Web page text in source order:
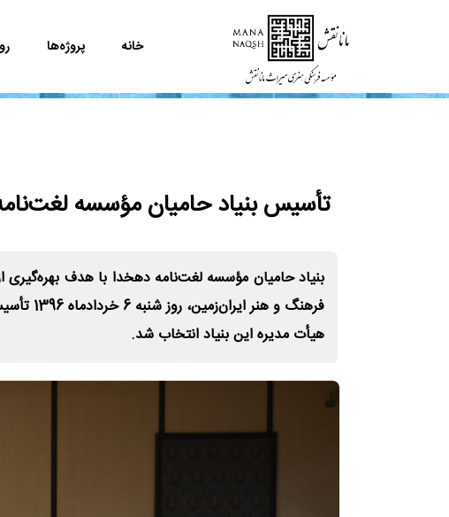
خانه پروژه‌ها
تأسیس بنیاد حامیان مؤسسه
بنیاد حامیان مؤسسه لغت‌نامه دهخدا با هدف
فرهنگ
هیأت مدیره این بنیاد انتخاب شد.